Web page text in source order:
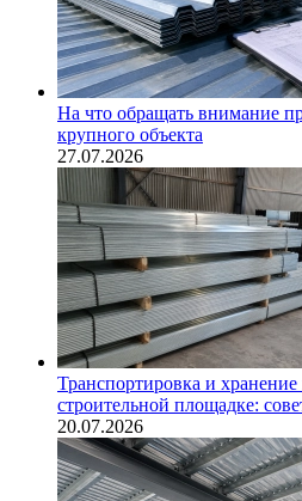
На что обращать внимание
крупного объекта
27.07.2026
Транспортировка и
строительной площадке:
20.07.2026